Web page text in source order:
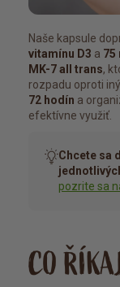
Naše kapsule
vitamínu D3 a 75
MK-7 all trans,
rozpadu oproti
72 hodín a
efektívne využiť.
Chcete sa
pozrite sa
CO